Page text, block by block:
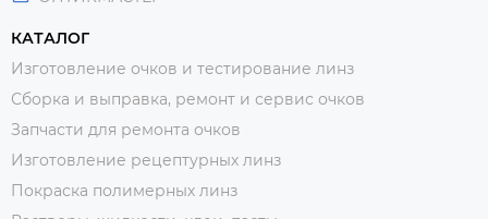
КАТАЛОГ
Изготовление очков и тестирование линз
Сборка и выправка, ремонт и сервис очков
Запчасти для ремонта очков
Изготовление рецептурных линз
Покраска полимерных линз